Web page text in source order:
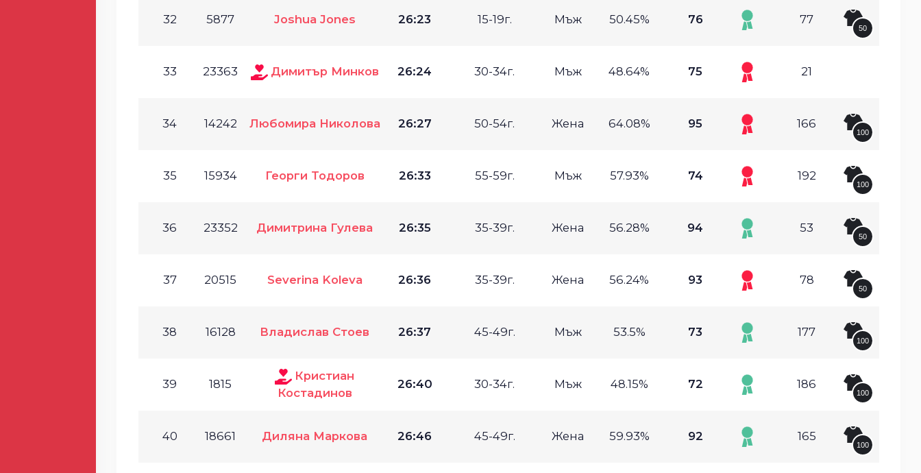
32 5877 Joshua Jones 26:23 15-19г. Мъж 50.45% 76 77
50
33 23363 Димитър Минков 26:24 30-34г. Мъж 48.64% 75 21
34 14242 Любомира Николова 26:27 50-54г. Жена 64.08% 95 166
100
35 15934 Георги Тодоров 26:33 55-59г. Мъж 57.93% 74 192
100
36 23352 Димитрина Гулева 26:35 35-39г. Жена 56.28% 94 53
50
37 20515 Severina Koleva 26:36 35-39г. Жена 56.24% 93 78
50
38 16128 Владислав Стоев 26:37 45-49г. Мъж 53.5% 73 177
100
39 1815
Кристиан
Костадинов
26:40 30-34г. Мъж 48.15% 72 186
100
40 18661 Диляна Маркова 26:46 45-49г. Жена 59.93% 92 165
100